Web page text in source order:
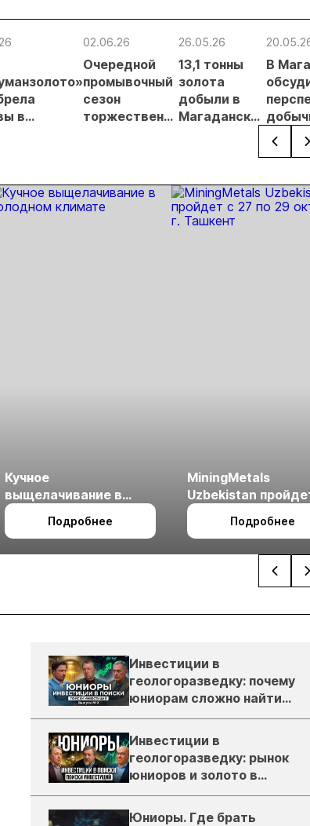
в
02.06.26
Очередной
промывочный
сезон
торжественно
26.05.26
13,1 тонны
золота
добыли в
Магаданской
В
золота
регионе
Кучное
выщелачивание в
холодном климате
Подробнее
MiningMetals
Uzbekistan
27 по 29 октября в
Ташкент
Подробнее
Инвестиции в
геологоразведку: почему
юниорам сложно найти
деньги
Инвестиции в
геологоразведку: рынок
юниоров и золото в
России
Юниоры. Где брать